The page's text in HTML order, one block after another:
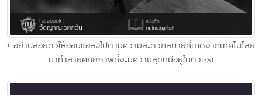
• อย่าปล่อยตัวให้อ่อนแอลงไปตามความสะดวกสบายที่เกิดจากเทคโนโลยี
มาทำลายศักยภาพที่จะมีความสุขที่มีอยู่ในตัวเอง